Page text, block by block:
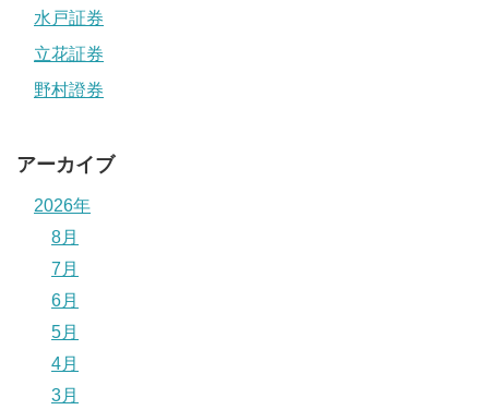
水戸証券
立花証券
野村證券
アーカイブ
2026年
8月
7月
6月
5月
4月
3月